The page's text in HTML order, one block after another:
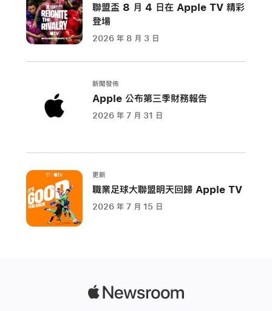
將
以
資
身
Apple，
並
於
2026
聯盟盃 8 月 4 日在 Apple TV 精彩
登場
2026 年 8 月 3 日
新聞發佈
Apple 公布第三季財務報告
2026 年 7 月 31 日
更新
職業足球大聯盟明天回歸 Apple TV
2026 年 7 月 15 日